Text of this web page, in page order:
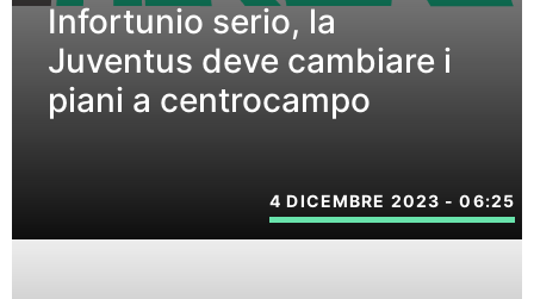
Infortunio serio, la
Juventus deve cambiare i
piani a centrocampo
4 DICEMBRE 2023 - 06:25